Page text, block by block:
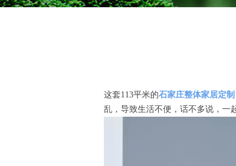
这套113平米的石家庄整体家居定制
乱，导致生活不便，话不多说，一